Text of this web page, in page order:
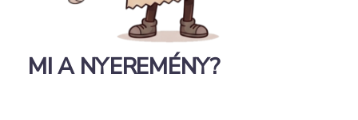
MI A NYEREMÉNY?